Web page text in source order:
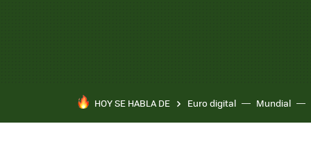
HOY SE HABLA DE Euro digital Mundial